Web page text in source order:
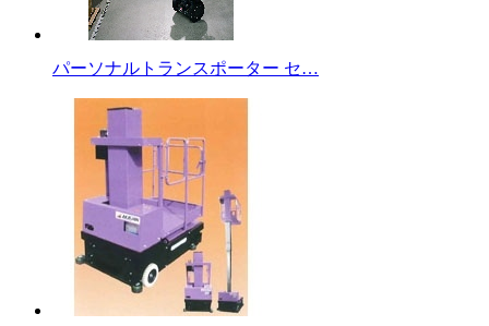
パーソナルトランスポーター セ…